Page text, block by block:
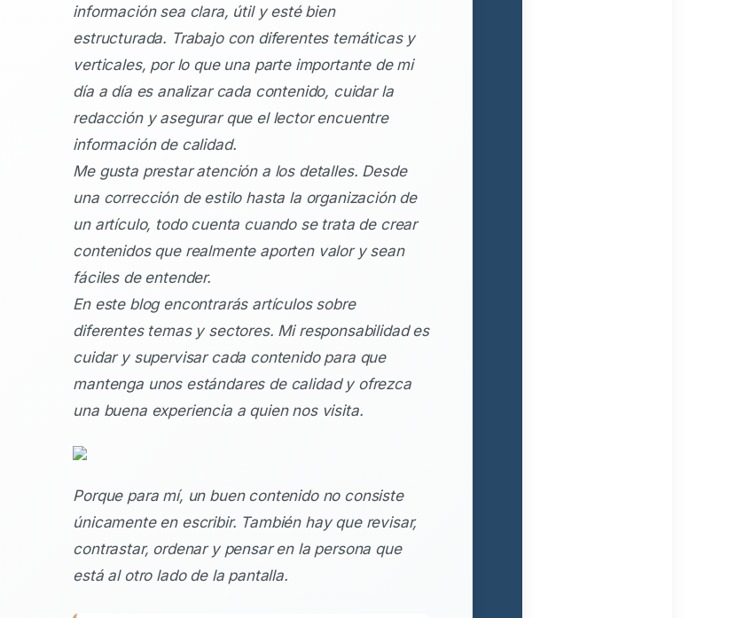
información sea clara, útil y esté bien
estructurada. Trabajo con diferentes temáticas y
verticales, por lo que una parte importante de mi
día a día es analizar cada contenido, cuidar la
redacción y asegurar que el lector encuentre
información de calidad.
Me gusta prestar atención a los detalles. Desde
una corrección de estilo hasta la organización de
un artículo, todo cuenta cuando se trata de crear
contenidos que realmente aporten valor y sean
fáciles de entender.
En este blog encontrarás artículos sobre
diferentes temas y sectores. Mi responsabilidad es
cuidar y supervisar cada contenido para que
mantenga unos estándares de calidad y ofrezca
una buena experiencia a quien nos visita.
Porque para mí, un buen contenido no consiste
únicamente en escribir. También hay que revisar,
contrastar, ordenar y pensar en la persona que
está al otro lado de la pantalla.